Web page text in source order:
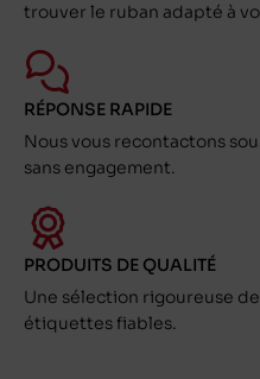
trouver le ruban adapté à
RÉPONSE RAPIDE
Nous vous recontactons
sans engagement.
PRODUITS DE QUALITÉ
Une sélection rigoureuse
étiquettes fiables.